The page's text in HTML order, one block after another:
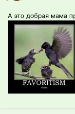
А это добрая мама